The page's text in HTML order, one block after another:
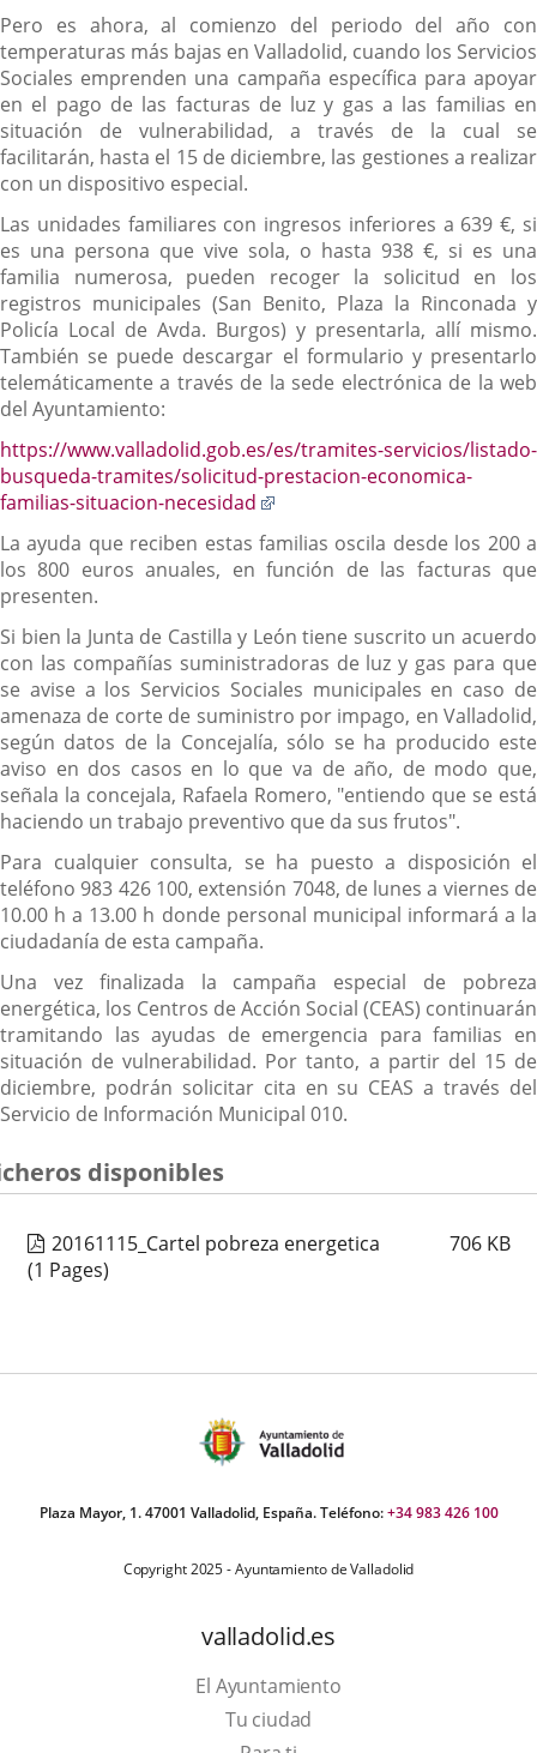
Pero es ahora, al comienzo del periodo del año con
temperaturas más bajas en Valladolid, cuando los Servicios
Sociales emprenden una campaña específica para apoyar
en el pago de las facturas de luz y gas a las familias en
situación de vulnerabilidad, a través de la cual se
facilitarán, hasta el 15 de diciembre, las gestiones a realizar
con un dispositivo especial.
Las unidades familiares con ingresos inferiores a 639 €, si
es una persona que vive sola, o hasta 938 €, si es una
familia numerosa, pueden recoger la solicitud en los
registros municipales (San Benito, Plaza la Rinconada y
Policía Local de Avda. Burgos) y presentarla, allí mismo.
También se puede descargar el formulario y presentarlo
telemáticamente a través de la sede electrónica de la web
del Ayuntamiento:
https://www.valladolid.gob.es/es/tramites-servicios/listado-
busqueda-tramites/solicitud-prestacion-economica-
familias-situacion-necesidad
una
aplicación
La ayuda que reciben estas familias oscila desde los 200 a
los 800 euros anuales, en función de las facturas que
presenten.
Si bien la Junta de Castilla y León tiene suscrito un acuerdo
con las compañías suministradoras de luz y gas para que
se avise a los Servicios Sociales municipales en caso de
amenaza de corte de suministro por impago, en Valladolid,
según datos de la Concejalía, sólo se ha producido este
aviso en dos casos en lo que va de año, de modo que,
señala la concejala, Rafaela Romero, "entiendo que se está
haciendo un trabajo preventivo que da sus frutos".
Para cualquier consulta, se ha puesto a disposición el
teléfono 983 426 100, extensión 7048, de lunes a viernes de
10.00 h a 13.00 h donde personal municipal informará a la
ciudadanía de esta campaña.
Una vez finalizada la campaña especial de pobreza
energética, los Centros de Acción Social (CEAS) continuarán
tramitando las ayudas de emergencia para familias en
situación de vulnerabilidad. Por tanto, a partir del 15 de
diciembre, podrán solicitar cita en su CEAS a través del
Servicio de Información Municipal 010.
disponibles
20161115_Cartel pobreza energetica 706 KB
(1 Pages)
Plaza Mayor, 1. 47001 Valladolid, España. Teléfono:+34 983 426 100
Copyright 2025 - Ayuntamiento de Valladolid
valladolid.es
El Ayuntamiento
Tu ciudad